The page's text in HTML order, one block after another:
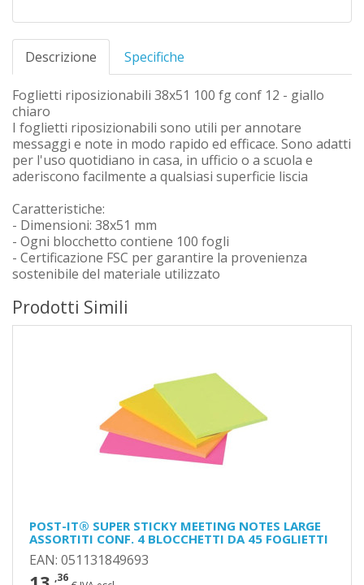
Descrizione Specifiche
Foglietti riposizionabili 38x51 100 fg conf 12 - giallo
chiaro
I foglietti riposizionabili sono utili per annotare
messaggi e note in modo rapido ed efficace. Sono adatti
per l'uso quotidiano in casa, in ufficio o a scuola e
aderiscono facilmente a qualsiasi superficie liscia
Caratteristiche:
- Dimensioni: 38x51 mm
- Ogni blocchetto contiene 100 fogli
- Certificazione FSC per garantire la provenienza
sostenibile del materiale utilizzato
Prodotti Simili
POST-IT® SUPER STICKY MEETING NOTES LARGE
ASSORTITI CONF. 4 BLOCCHETTI DA 45 FOGLIETTI
EAN: 051131849693
,36